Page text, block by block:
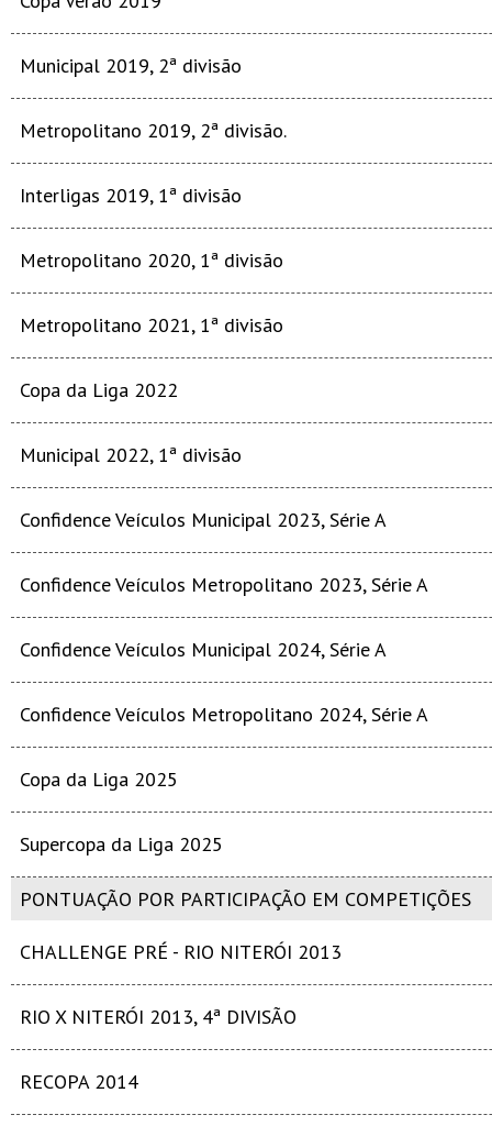
Municipal 2019, 2ª divisão
Metropolitano 2019, 2ª divisão.
Interligas 2019, 1ª divisão
Metropolitano 2020, 1ª divisão
Metropolitano 2021, 1ª divisão
Copa da Liga 2022
Municipal 2022, 1ª divisão
Confidence Veículos Municipal 2023, Série A
Confidence Veículos Metropolitano 2023, Série A
Confidence Veículos Municipal 2024, Série A
Confidence Veículos Metropolitano 2024, Série A
Copa da Liga 2025
Supercopa da Liga 2025
PONTUAÇÃO POR PARTICIPAÇÃO EM COMPETIÇÕES
CHALLENGE PRÉ - RIO NITERÓI 2013
RIO X NITERÓI 2013, 4ª DIVISÃO
RECOPA 2014